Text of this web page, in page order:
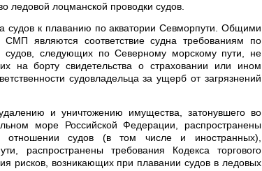
ледовой лоцманской проводки судов.
судов к плаванию по акватории Севморпути. Общими
являются соответствие судна требованиям по
судов, следующих по Северному морскому пути, не
на борту свидетельства о страховании или ином
судовладельца за ущерб от загрязнений
и уничтожению имущества, затонувшего во
море Российской Федерации, распространены
судов (в том числе и иностранных),
распространены требования Кодекса торгового
рисков, возникающих при плавании судов в ледовых